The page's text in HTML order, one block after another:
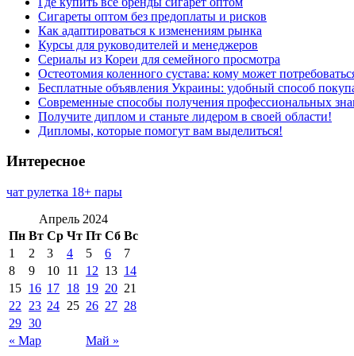
Сигареты оптом без предоплаты и рисков
Как адаптироваться к изменениям рынка
Курсы для руководителей и менеджеров
Сериалы из Кореи для семейного просмотра
Остеотомия коленного сустава: кому может
Бесплатные объявления Украины: удобный способ
Современные способы получения профессиональных
Получите диплом и станьте лидером в своей области!
Дипломы, которые помогут вам выделиться!
Интересное
чат рулетка 18+ пары
Апрель 2024
Пн Вт Ср Чт Пт Сб Вс
« Мар Май »
1 2 3 4 5 6
7
8
9 10 11 12 13 14
15 16 17 18 19 20 21
22
23 24 25 26 27 28
29 30